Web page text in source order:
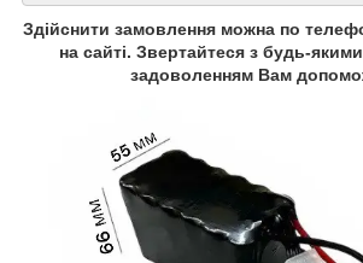
Здійснити замовлення можна по
на сайті. Звертайтеся з будь-
задоволенням Вам